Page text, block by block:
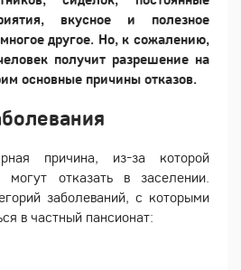
вкусное и полезное
другое. Но, к сожалению,
получит разрешение на
основные причины отказов.
причина, из-за которой
могут отказать в заселении.
заболеваний, с которыми
в частный пансионат: